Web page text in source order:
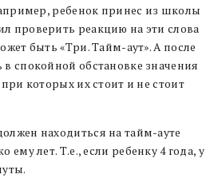
ребенок принес из школы
проверить реакцию на эти слова
быть «Три. Тайм-аут». А после
спокойной обстановке значения
которых их стоит и не стоит
находиться на тайм-ауте
ему лет. Т.е., если ребенку 4 года, у